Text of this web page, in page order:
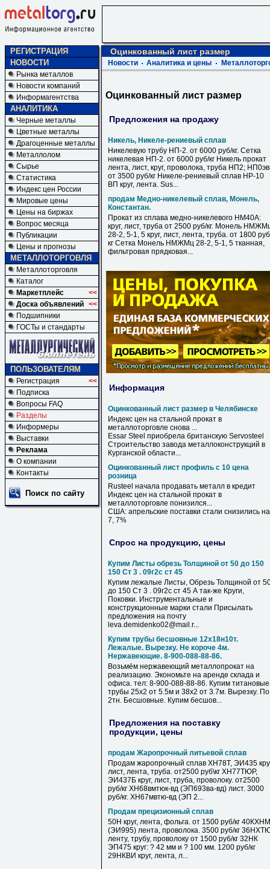
РЕГИСТРАЦИЯ
НОВОСТИ
Рынка металлов
Новости компаний
Информагентства
АНАЛИТИКА
Черные металлы
Цветные металлы
Драгоценные металлы
Металлолом
Сырье
Статистика
Индекс цен России
Мировые цены
Цены на биржах
Вопрос месяца
Публикации
Цены и прогнозы
МЕТАЛЛОТОРГОВЛЯ
Металлоторговля
Каталог
Маркетплейс
<<
Доска объявлений <<
Подшипники
ГОСТы и стандарты
ПОЛЬЗОВАТЕЛЯМ
Регистрация
<<
Подписка
Вопросы FAQ
Разделы
Информеры
Выставки
Реклама
О компании
Контакты
Поиск по сайту
Оцинкованный лист размер
Новости Аналитика и цены
Оцинкованный лист размер
Предложения на продажу
Никель, Никеле-рениевый сплав
Никелевую трубу НП-2. от 6000 руб/кг. Сетка
никелевая НП-2. от 6000 руб/кг Никель прокат
лента, лист, круг, проволока, труба НП2;
от 3500 руб/кг Никеле-рениевый сплав НР-10
ВП круг, лента. Sus...
продам Медно-никелевый сплав, Монель,
Константан.
Прокат из сплава медно-никелевого НМ40А:
круг, лист, труба от 2500 руб/кг. Монель
28-2, 5-1, 5 круг, лист, лента, труба. от 1800
кг Сетка Монель НМЖМц 28-2, 5-1, 5 тканная,
фильтровая прядковая...
Информация
Оцинкованный лист размер в Челябинске
Индекс цен на стальной прокат в
металлоторговле снова ...
Essar Steel приобрела британскую Servosteel
Строительство завода металлоконструкций в
Курганской области...
Оцинкованный лист профиль с 10 цена
розница
Rusteel начала продавать металл в кредит
Индекс цен на стальной прокат в
металлоторговле понизился...
США: апрельские поставки стали снизились на
7, 7%
Спрос на продукцию, цены
Купим Листы обрезь Толщиной от 50 до 150
150 Ст 3 . 09г2с ст 45
Купим лежалые Листы, Обрезь Толщиной от
до 150 Ст 3 . 09г2с ст 45 А так-же Круги,
Поковки. Инструментальные и
конструкционные марки стали Присылать
предложения на почту
leva.demidenko02@mail.r...
Купим трубы бесшовные 12х18н10т.
Лежалые. Вырезку. Не короче 4м.
Нержавеющие. 8-900-088-88-86.
Возьмём нержавеющий металлопрокат на
реализацию. Экономьте на аренде склада и
офиса. тел: 8-900-088-88-86. Купим титановые
трубы 25х2 от 5.5м и 38х2 от 3.7м. Вырезку. По
2тн. Бесшовные. Купим бесшов...
Предложения на поставку
продукции, цены
продам Жаропрочный литьевой сплав
Продам жаропрочный сплав ХН78Т, ЭИ435
лист, лента, труба. от2500 руб\кг ХН77ТЮР,
ЭИ437Б круг, лист, труба, проволоку. от2500
руб/кг ХН68вмтюк-вд (ЭП693ва-вд) лист. 3000
руб/кг. ХН67мвтю-вд (ЭП 2...
Продам прецизионный сплав
50Н круг, лента, фольга. от 1500 руб/кг 40КХНМ
(ЭИ995) лента, проволока. 3500 руб/кг
ленту, трубу, проволоку от 1500 руб/кг 32НК
ЭП475 круг: ? 42 мм и ? 100 мм. 1200 руб/кг
29НКВИ круг, лента, л...